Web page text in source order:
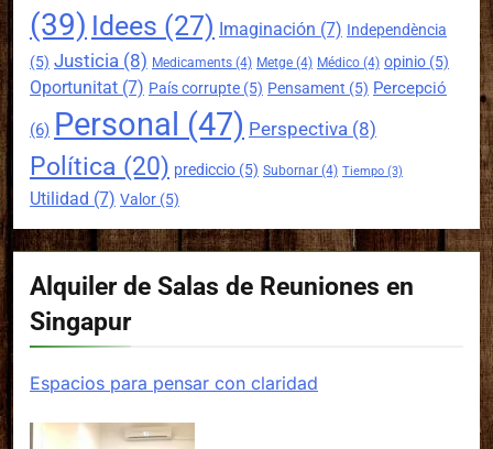
(39) Idees (27) Imaginación (7) Independència
(5) Justicia (8) Medicaments (4) Metge (4) Médico (4) opinio (5)
Oportunitat (7) País corrupte (5) Pensament (5) Percepció
(6) Personal (47) Perspectiva (8)
Política (20) prediccio (5) Subornar (4) Tiempo (3)
Utilidad (7) Valor (5)
Alquiler de Salas de Reuniones en
Singapur
Espacios para pensar con claridad